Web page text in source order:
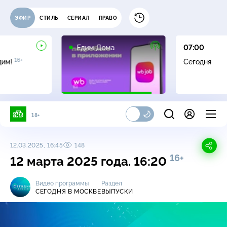
ЭФИР СТИЛЬ СЕРИАЛ ПРАВО
16+
Едим Дома
07:00
Сегодня
18+
12.03.2025, 16:45 148
12 марта 2025 года. 16:20 16+
Видео программы
СЕГОДНЯ В МОСКВЕ
Раздел
ВЫПУСКИ